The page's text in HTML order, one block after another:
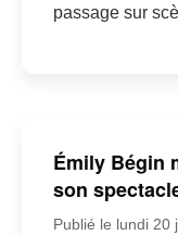
passage sur
Émily Bégin
son
Publié le lundi 20